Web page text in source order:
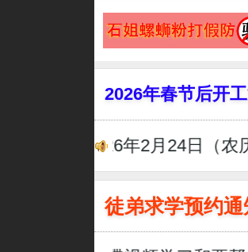
2026年春节后开
年大吉，2026年2月24日（
徒弟求学预约通
.2025-10-12-湖南的-陈
.2025-10-15-上海的-樊
姐螺蛳粉远程教学光盘